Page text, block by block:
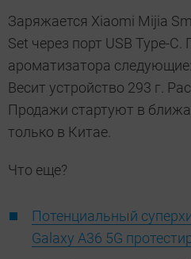
Заряжается Xiaomi Mijia
Set через порт USB Type-
ароматизатора
Весит устройство 293 г.
Продажи стартуют в
только в Китае.
Что еще?
Потенциальный
Galaxy A36 5G